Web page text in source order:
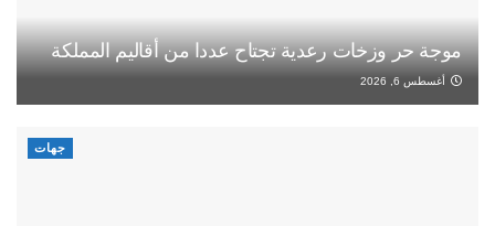
موجة حر وزخات رعدية تجتاح عددا من أقاليم المملكة
أغسطس 6, 2026
جهات